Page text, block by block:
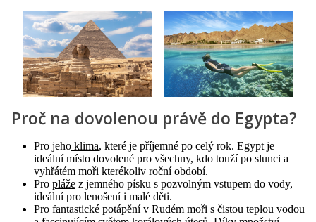
Proč na dovolenou právě do Egypta?
Pro jeho klima, které je příjemné po celý rok. Egypt je
ideální místo dovolené pro všechny, kdo touží po slunci a
vyhřátém moři kterékoliv roční období.
Pro pláže z jemného písku s pozvolným vstupem do vody,
ideální pro lenošení i malé děti.
Pro fantastické potápěnív Rudém moři s čistou teplou vodou